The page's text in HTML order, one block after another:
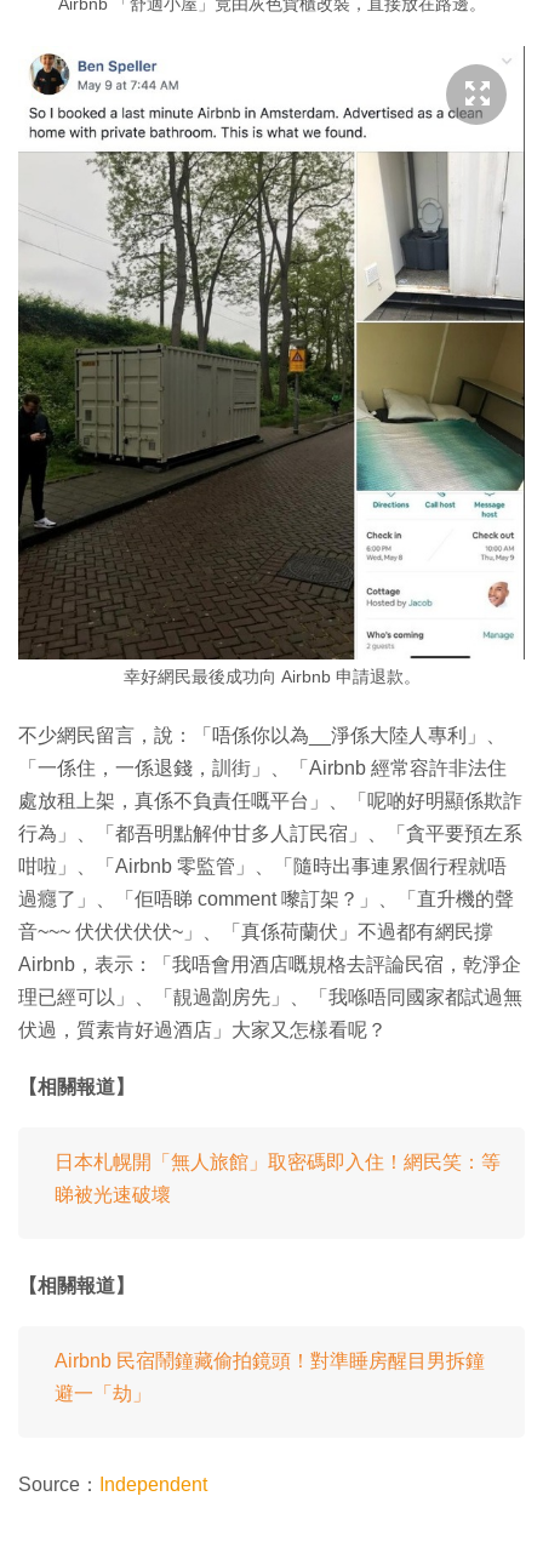
Airbnb 「舒適小屋」竟由灰色貨櫃改裝，直接放在路邊。
幸好網民最後成功向 Airbnb 申請退款。
不少網民留言，說：「唔係你以為__淨係大陸人專利」、
「一係住，一係退錢，訓街」、「Airbnb 經常容許非法住
處放租上架，真係不負責任嘅平台」、「呢啲好明顯係欺詐
行為」、「都吾明點解仲甘多人訂民宿」、「貪平要預左系
咁啦」、「Airbnb 零監管」、「隨時出事連累個行程就唔
過癮了」、「佢唔睇 comment 嚟訂架？」、「直升機的聲
音~~~ 伏伏伏伏伏~」、「真係荷蘭伏」不過都有網民撐
Airbnb，表示：「我唔會用酒店嘅規格去評論民宿，乾淨企
理已經可以」、「靚過劏房先」、「我喺唔同國家都試過無
伏過，質素肯好過酒店」大家又怎樣看呢？
【相關報道】
日本札幌開「無人旅館」取密碼即入住！網民笑：等
睇被光速破壞
【相關報道】
Airbnb 民宿鬧鐘藏偷拍鏡頭！對準睡房醒目男拆鐘
避一「劫」
Source： Independent